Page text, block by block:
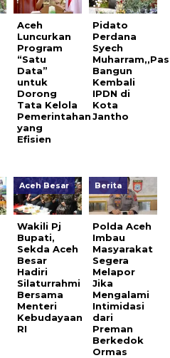
Aceh
Luncurkan
Program
“Satu
Data”
untuk
Dorong
Tata Kelola
Pemerintahan
yang
Efisien
Pidato
Perdana
Syech
Bangun
Kembali
IPDN di
Kota
Jantho
Aceh Besar
Wakili Pj
Bupati,
Sekda Aceh
Besar
Hadiri
Silaturrahmi
Bersama
Menteri
Kebudayaan
RI
Berita
Polda Aceh
Imbau
Masyarakat
Segera
Melapor
Jika
Mengalami
Intimidasi
dari
Preman
Berkedok
Ormas